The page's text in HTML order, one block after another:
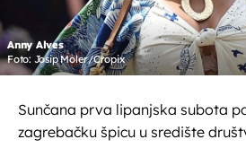
Anny Alves
Foto: Josip Moler/Cropix
Sunčana prva lipanjska subota
zagrebačku špicu u središte